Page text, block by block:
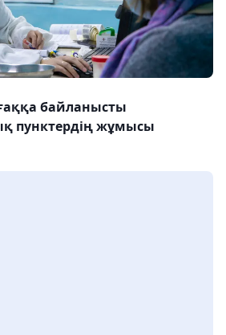
байланысты
пунктердің жұмысы